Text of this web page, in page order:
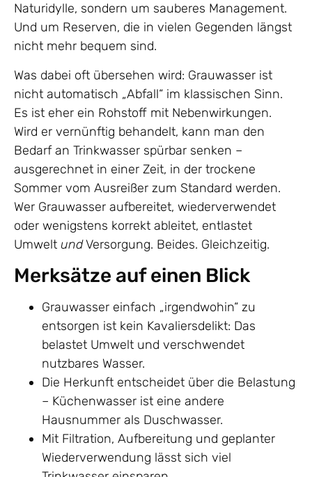
Naturidylle, sondern um sauberes Management.
Und um Reserven, die in vielen Gegenden längst
nicht mehr bequem sind.
Was dabei oft übersehen wird: Grauwasser ist
nicht automatisch „Abfall“ im klassischen Sinn.
Es ist eher ein Rohstoff mit Nebenwirkungen.
Wird er vernünftig behandelt, kann man den
Bedarf an Trinkwasser spürbar senken –
ausgerechnet in einer Zeit, in der trockene
Sommer vom Ausreißer zum Standard werden.
Wer Grauwasser aufbereitet, wiederverwendet
oder wenigstens korrekt ableitet, entlastet
Umwelt undVersorgung. Beides. Gleichzeitig.
Merksätze auf einen Blick
Grauwasser einfach „irgendwohin“ zu
entsorgen ist kein Kavaliersdelikt: Das
belastet Umwelt und verschwendet
nutzbares Wasser.
Die Herkunft entscheidet über die Belastung
– Küchenwasser ist eine andere
Hausnummer als Duschwasser.
Mit Filtration, Aufbereitung und geplanter
Wiederverwendung lässt sich viel